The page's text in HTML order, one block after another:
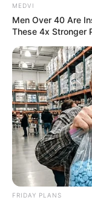
ดวงรายวัน 4 กันยา
4 ก.ย. 2022
MEDVI
Men Over 40 Are
These 4x Stronger
FRIDAY PLANS